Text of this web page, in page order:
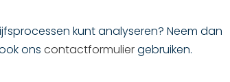
kunt analyseren? Neem dan
ons contactformuliergebruiken.